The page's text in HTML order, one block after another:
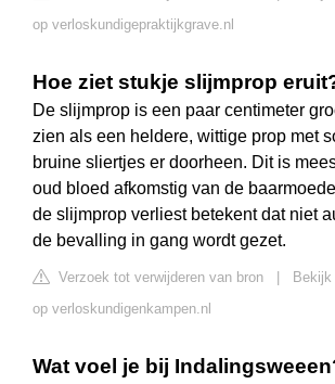
op verloskundigepraktijkgrave.nl
Hoe ziet stukje slijmprop
De slijmprop is een paar centimeter
zien als een heldere, wittige prop met
bruine sliertjes er doorheen. Dit is
oud bloed afkomstig van de
de slijmprop verliest betekent dat niet
de bevalling in gang wordt gezet.
Verzoek tot verwijderen van bron
Bekijk
op verloskundigenkampen.nl
Wat voel je bij